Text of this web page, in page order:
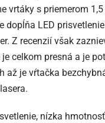
vrtáky s priemerom
dopĺňa LED
Z recenzií však
celkom presná a je
až je vŕtačka
nízka